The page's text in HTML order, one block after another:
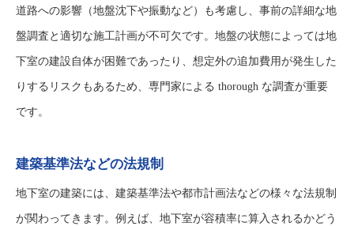
道路への影響（地盤沈下や振動など）も考慮し、事前の詳細な地
盤調査と適切な施工計画が不可欠です。地盤の状態によっては地
下室の建設自体が困難であったり、想定外の追加費用が発生した
りするリスクもあるため、専門家による thorough な調査が重要
です。
建築基準法などの法規制
地下室の建築には、建築基準法や都市計画法などの様々な法規制
が関わってきます。例えば、地下室が容積率に算入されるかどう